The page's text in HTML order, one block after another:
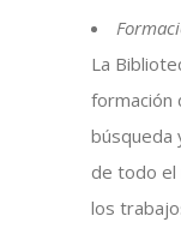
La
formación
búsqueda
de todo el
los